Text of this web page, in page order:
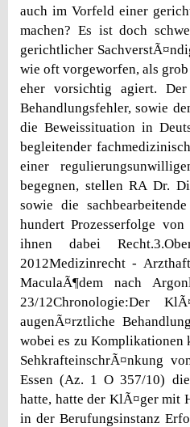
auch im Vorfeld einer
machen? Es ist doch
gerichtlicher
wie oft vorgeworfen, als
eher vorsichtig agiert.
Behandlungsfehler, sowie
die Beweissituation in
begleitender
einer
begegnen, stellen RA Dr.
sowie die
hundert Prozesserfolge
ihnen dabei
2012Medizinrecht -
MaculaÃ¶dem nach
23/12Chronologie:Der
augenÃ¤rztliche
wobei es zu Komplikationen
SehkrafteinschrÃ¤nkung
Essen (Az. 1 O 357/10)
hatte, hatte der KlÃ¤ger mit
in der Berufungsinstanz